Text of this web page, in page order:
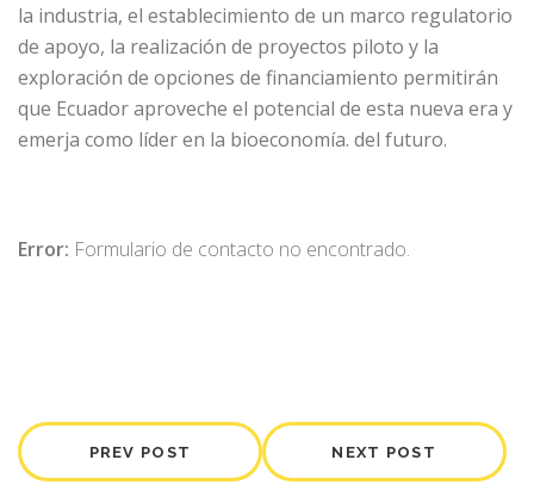
la industria, el establecimiento de un marco regulatorio
de apoyo, la realización de proyectos piloto y la
exploración de opciones de financiamiento permitirán
que Ecuador aproveche el potencial de esta nueva era y
emerja como líder en la bioeconomía. del futuro.
Error: Formulario de contacto no encontrado.
PREV POST NEXT POST